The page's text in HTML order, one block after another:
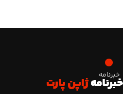
خبرنامه ژاپن پارت